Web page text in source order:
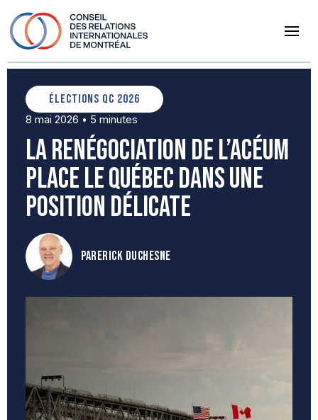
Élections QC 2026
8 mai 2026 • 5 minutes
La renégociation de l’ACÉUM
place le Québec dans une
position délicate
par Erick Duchesne